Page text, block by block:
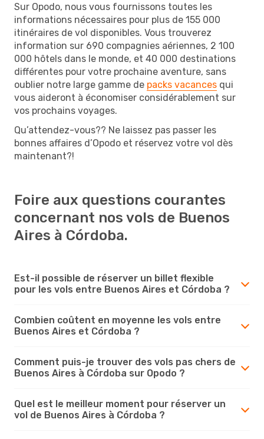
Sur Opodo, nous vous fournissons toutes les
informations nécessaires pour plus de 155 000
itinéraires de vol disponibles. Vous trouverez
information sur 690 compagnies aériennes, 2 100
000 hôtels dans le monde, et 40 000 destinations
différentes pour votre prochaine aventure, sans
oublier notre large gamme de packs vacances qui
vous aideront à économiser considérablement sur
vos prochains voyages.
Qu’attendez-vous?? Ne laissez pas passer les
bonnes affaires d’Opodo et réservez votre vol dès
maintenant?!
Foire aux questions courantes
concernant nos vols de Buenos
Aires à Córdoba.
Est-il possible de réserver un billet flexible
pour les vols entre Buenos Aires et Córdoba ?
Combien coûtent en moyenne les vols entre
Buenos Aires et Córdoba ?
Comment puis-je trouver des vols pas chers de
Buenos Aires à Córdoba sur Opodo ?
Quel est le meilleur moment pour réserver un
vol de Buenos Aires à Córdoba ?